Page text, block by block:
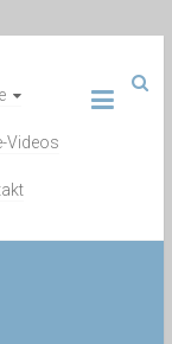
Videos